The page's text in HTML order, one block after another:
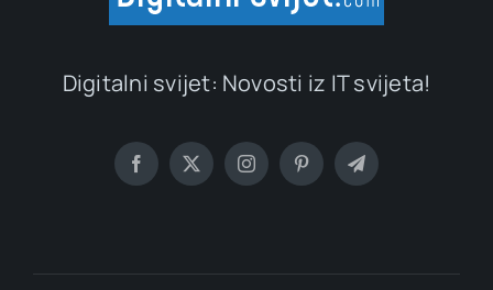
Digitalni svijet: Novosti iz IT svijeta!